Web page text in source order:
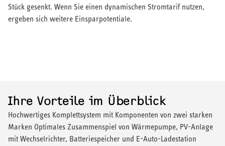
Stück gesenkt. Wenn Sie einen dynamischen Stromtarif nutzen,
ergeben sich weitere Einsparpotentiale.
Ihre Vorteile im Überblick
Hochwertiges Komplettsystem mit Komponenten von zwei starken
Marken Optimales Zusammenspiel von Wärmepumpe, PV-Anlage
mit Wechselrichter, Batteriespeicher und E-Auto-Ladestation